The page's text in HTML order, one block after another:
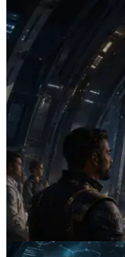
2026.07.04
ERPC lanza
x402 — La era
pagan bajo
necesitan
Leer este artículo